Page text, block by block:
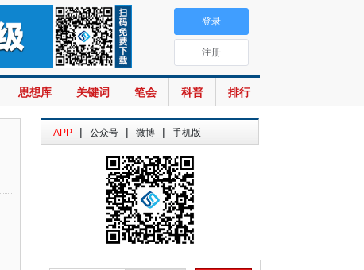
思想库 关键词 笔会 科普 排行
登录
注册
APP | 公众号 | 微博 | 手机版